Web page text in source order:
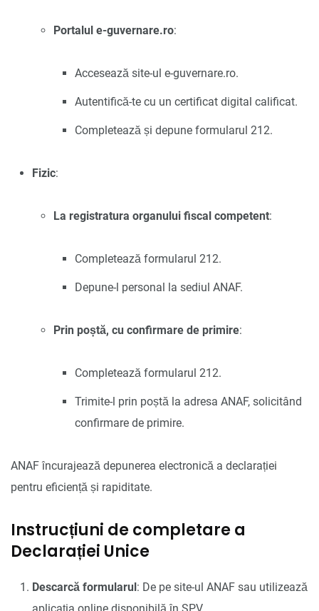
Portalul e-guvernare.ro:
Accesează site-ul e-guvernare.ro.
Autentifică-te cu un certificat digital calificat.
Completează și depune formularul 212.
Fizic:
La registratura organului fiscal competent:
Completează formularul 212.
Depune-l personal la sediul ANAF.
Prin poștă, cu confirmare de primire:
Completează formularul 212.
Trimite-l prin poștă la adresa ANAF, solicitând
confirmare de primire.
ANAF încurajează depunerea electronică a declarației
pentru eficiență și rapiditate.
Instrucțiuni de completare a
Declarației Unice
Descarcă formularul: De pe site-ul ANAF sau utilizează
aplicația online disponibilă în SPV.